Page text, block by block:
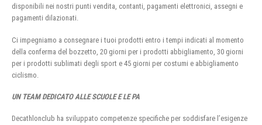
disponibili nei nostri punti vendita, contanti, pagamenti elettronici, assegni e
pagamenti dilazionati.
Ci impegniamo a consegnare i tuoi prodotti entro i tempi indicati al momento
della conferma del bozzetto, 20 giorni per i prodotti abbigliamento, 30 giorni
per i prodotti sublimati degli sport e 45 giorni per costumi e abbigliamento
ciclismo.
UN TEAM DEDICATO ALLE SCUOLE E LE PA
Decathlonclub ha sviluppato competenze specifiche per soddisfare l’esigenze